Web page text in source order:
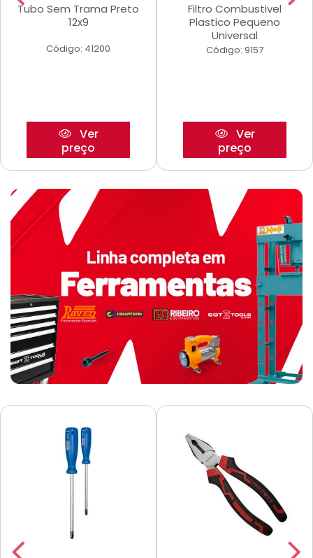
Tubo Sem Trama Preto
12x9
Código: 41200
Ver
preço
Filtro Combustivel
Plastico Pequeno
Universal
Código: 9157
Ver
preço